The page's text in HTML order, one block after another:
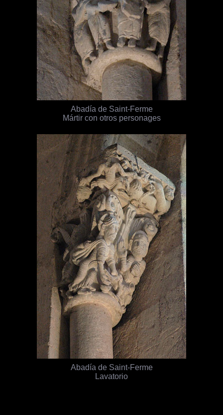
Abadía de Saint-Ferme
Mártir con otros personages
Abadía de Saint-Ferme
Lavatorio